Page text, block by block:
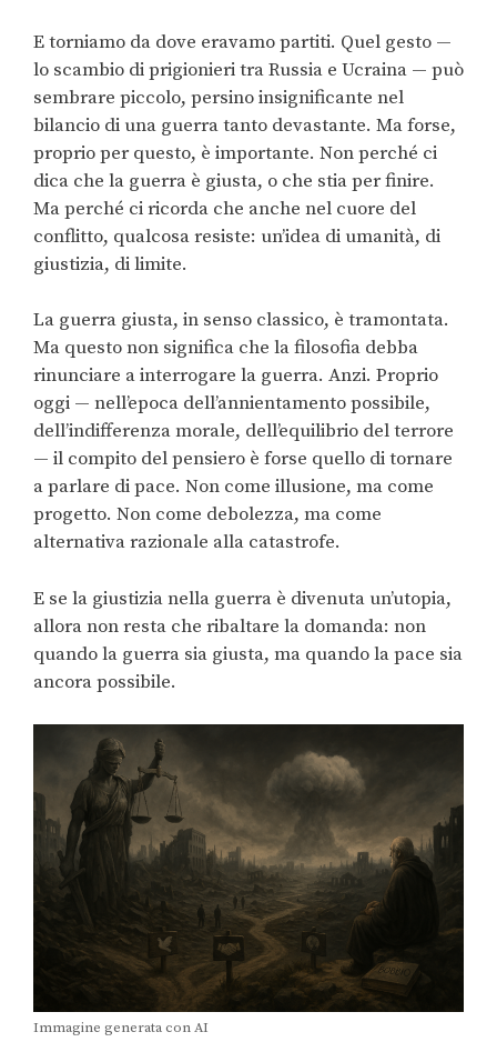
E torniamo da dove eravamo partiti. Quel gesto —
lo scambio di prigionieri tra Russia e Ucraina — può
sembrare piccolo, persino insignificante nel
bilancio di una guerra tanto devastante. Ma forse,
proprio per questo, è importante. Non perché ci
dica che la guerra è giusta, o che stia per finire.
Ma perché ci ricorda che anche nel cuore del
conflitto, qualcosa resiste: un’idea di umanità, di
giustizia, di limite.
La guerra giusta, in senso classico, è tramontata.
Ma questo non significa che la filosofia debba
rinunciare a interrogare la guerra. Anzi. Proprio
oggi — nell’epoca dell’annientamento possibile,
dell’indifferenza morale, dell’equilibrio del terrore
— il compito del pensiero è forse quello di tornare
a parlare di pace. Non come illusione, ma come
progetto. Non come debolezza, ma come
alternativa razionale alla catastrofe.
E se la giustizia nella guerra è divenuta un’utopia,
allora non resta che ribaltare la domanda: non
quando la guerra sia giusta, ma quando la pace sia
ancora possibile.
Immagine generata con AI